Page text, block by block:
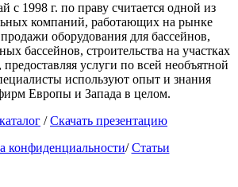
с 1998 г. по праву считается одной из
компаний, работающих на рынке
оборудования для бассейнов,
бассейнов, строительства на участках
услуги по всей необъятной
используют опыт и знания
Европы и Запада в целом.
/ Скачать презентацию
конфиденциальности/Статьи